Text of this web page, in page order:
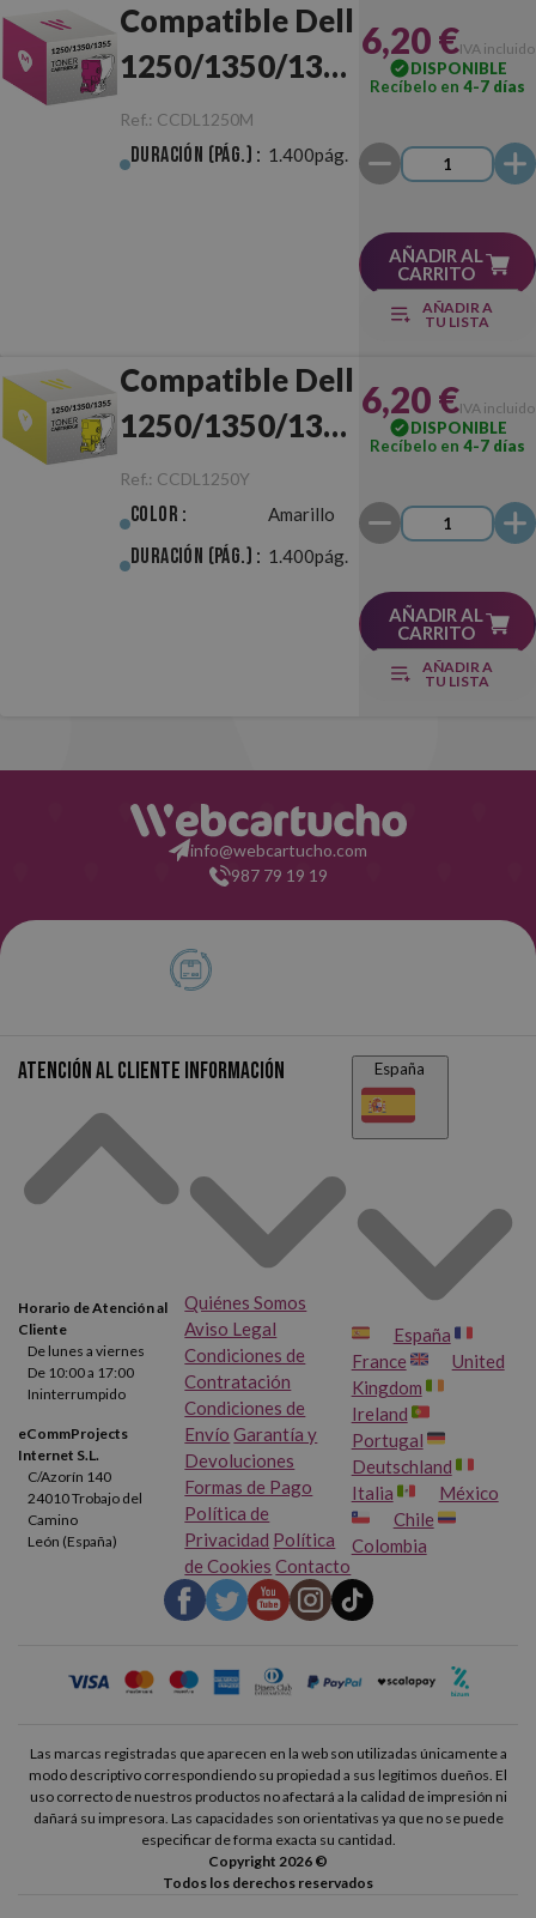
Compatible Dell
1250/1350/1355
Magenta
Ref.: CCDL1250M
Duración (pág.) : 1.400pág.
6,20 €IVA incluido
DISPONIBLE
Recíbelo en 4-7 días
AÑADIR AL
CARRITO
AÑADIR A
TU LISTA
Compatible Dell
1250/1350/1355
Amarillo
Ref.: CCDL1250Y
Color : Amarillo
Duración (pág.) : 1.400pág.
6,20 €IVA incluido
DISPONIBLE
Recíbelo en 4-7 días
AÑADIR AL
CARRITO
AÑADIR A
TU LISTA
info@webcartucho.com
987 79 19 19
Atención al cliente
Horario de Atención al
Cliente
De lunes a viernes
De 10:00 a 17:00
Ininterrumpido
eCommProjects
Internet S.L.
C/Azorín 140
24010 Trobajo del
Camino
León (España)
Información
Quiénes Somos
Aviso Legal
Condiciones de
Contratación
Condiciones de
Envío Garantía y
Devoluciones
Formas de Pago
Política de
Privacidad Política
de Cookies Contacto
España
España
France
United
Kingdom
Ireland
Portugal
Deutschland
Italia
México
Chile
Colombia
Las marcas registradas que aparecen en la web son utilizadas únicamente a
modo descriptivo correspondiendo su propiedad a sus legítimos dueños. El
uso correcto de nuestros productos no afectará a la calidad de impresión ni
dañará su impresora. Las capacidades son orientativas ya que no se puede
especificar de forma exacta su cantidad.
Copyright 2026 ©
Todos los derechos reservados